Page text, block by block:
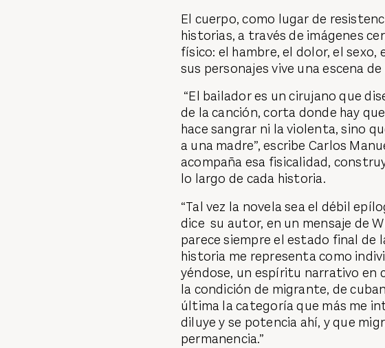
El cuerpo, como lugar de
historias, a través de imágenes
físico: el hambre, el dolor, el sexo,
sus personajes vive una escena
“El bailador es un cirujano que
de la canción, corta donde hay
hace sangrar ni la violenta, sino
a una madre”, escribe Carlos
acompaña esa fisicalidad,
lo largo de cada historia.
“Tal vez la novela sea el débil
dice su autor, en un mensaje de
parece siempre el estado final de
historia me representa como
yéndose, un espíritu narrativo en
la condición de migrante, de
última la categoría que más me
diluye y se potencia ahí, y que
permanencia.”